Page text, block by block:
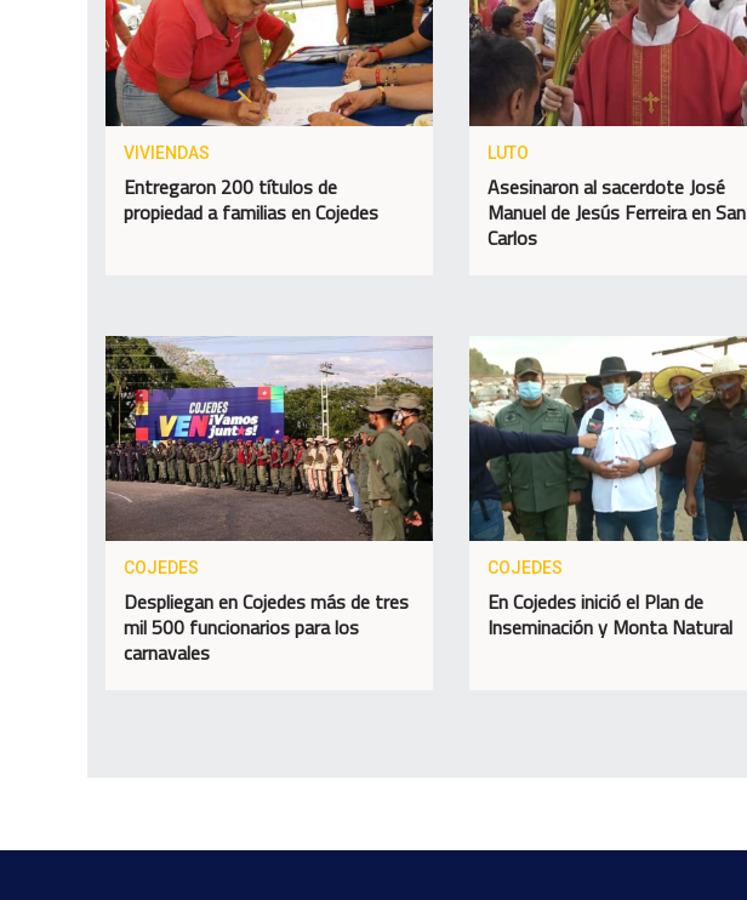
VIVIENDAS
Entregaron 200 títulos de
propiedad a familias en Cojedes
LUTO
Asesinaron al sacerdote José
Manuel de Jesús Ferreira en San
Carlos
COJEDES
Despliegan en Cojedes más de tres
mil 500 funcionarios para los
carnavales
COJEDES
En Cojedes inició el Plan de
Inseminación y Monta Natural